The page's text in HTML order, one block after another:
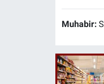
Muhabir: